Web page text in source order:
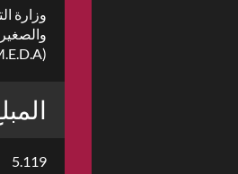
وزارة
5.119